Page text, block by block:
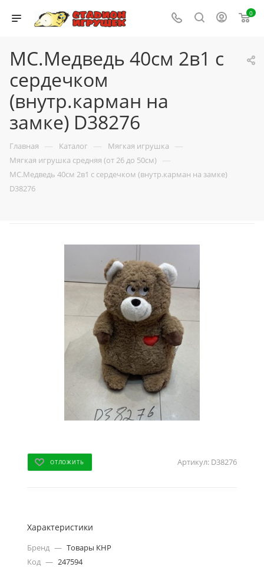
0
МС.Медведь 40см 2в1 с
сердечком
(внутр.карман на
замке) D38276
Главная — Каталог — Мягкая игрушка —
Мягкая игрушка средняя (от 26 до 50см) —
МС.Медведь 40см 2в1 с сердечком (внутр.карман на замке)
D38276
ОТЛОЖИТЬ Артикул: D38276
Характеристики
Бренд — Товары КНР
Код — 247594